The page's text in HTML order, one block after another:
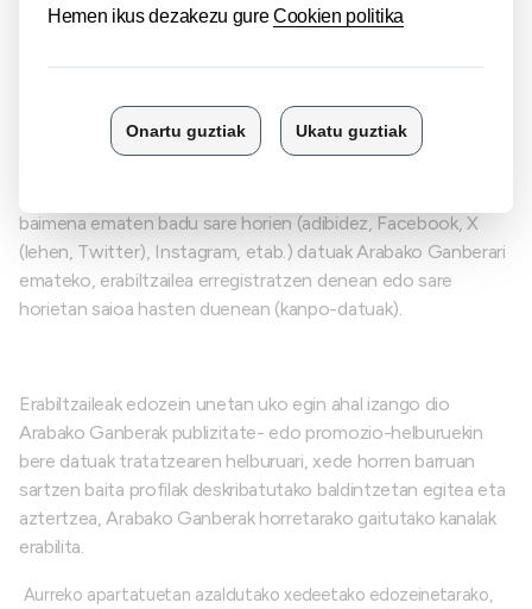
izango dituela, hala nola profilak egin eta aztertzea eta
erabiltzaileak erregistro-formularioetan emandako datuak eta
Arabako Ganberaren webguneen nabigaziotik eta erabileratik
baimena ematen badu sare horien (adibidez, Facebook, X
(lehen, Twitter), Instagram, etab.) datuak Arabako Ganberari
emateko, erabiltzailea erregistratzen denean edo sare
horietan saioa hasten duenean (kanpo-datuak).
Erabiltzaileak edozein unetan uko egin ahal izango dio
Arabako Ganberak publizitate- edo promozio-helburuekin
bere datuak tratatzearen helburuari, xede horren barruan
sartzen baita profilak deskribatutako baldintzetan egitea eta
aztertzea, Arabako Ganberak horretarako gaitutako kanalak
erabilita.
Aurreko apartatuetan azaldutako xedeetako edozeinetarako,